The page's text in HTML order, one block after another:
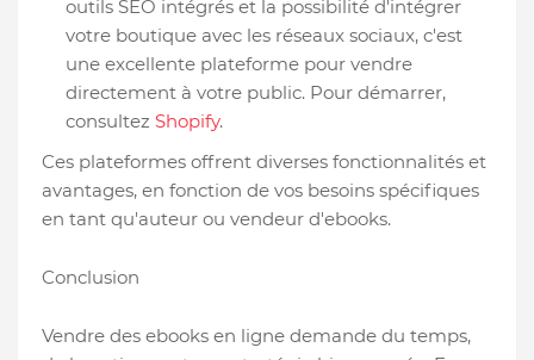
outils SEO intégrés et la possibilité d'intégrer
votre boutique avec les réseaux sociaux, c'est
une excellente plateforme pour vendre
directement à votre public. Pour démarrer,
consultez Shopify.
Ces plateformes offrent diverses fonctionnalités et
avantages, en fonction de vos besoins spécifiques
en tant qu'auteur ou vendeur d'ebooks.
Conclusion
Vendre des ebooks en ligne demande du temps,